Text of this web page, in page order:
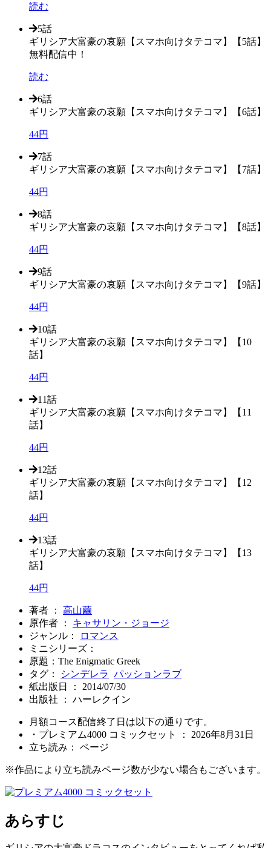
読む
5話
ギリシア大富豪の哀願【スマホ向けタテコマ】【5話】
無料配信中！
読む
6話
ギリシア大富豪の哀願【スマホ向けタテコマ】【6話】
44円
7話
ギリシア大富豪の哀願【スマホ向けタテコマ】【7話】
44円
8話
ギリシア大富豪の哀願【スマホ向けタテコマ】【8話】
44円
9話
ギリシア大富豪の哀願【スマホ向けタテコマ】【9話】
44円
10話
ギリシア大富豪の哀願【スマホ向けタテコマ】【10
話】
44円
11話
ギリシア大富豪の哀願【スマホ向けタテコマ】【11
話】
44円
12話
ギリシア大富豪の哀願【スマホ向けタテコマ】【12
話】
44円
13話
ギリシア大富豪の哀願【スマホ向けタテコマ】【13
話】
44円
著者 ： 高山繭
原作者 ： キャサリン・ジョージ
ジャンル：
ロマンス
ミニシリーズ：
原題：The Enigmatic Greek
タグ：
シンデレラ パッションラブ
紙出版日 ： 2014/07/30
出版社 ： ハーレクイン
月額コース配信終了日は以下の通りです。
・プレミアム4000 コミックセット ： 2026年8月31日
立ち読み： ページ
※作品により立ち読みページ数が少ない場合もございます。
あらすじ